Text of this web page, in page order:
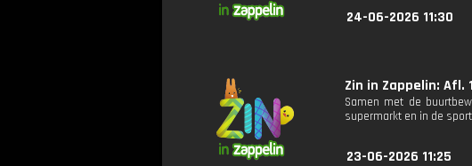
24-06-2026 11:30
Zin in Zappelin: Afl.
Samen met de
supermarkt en in de
23-06-2026 11:25